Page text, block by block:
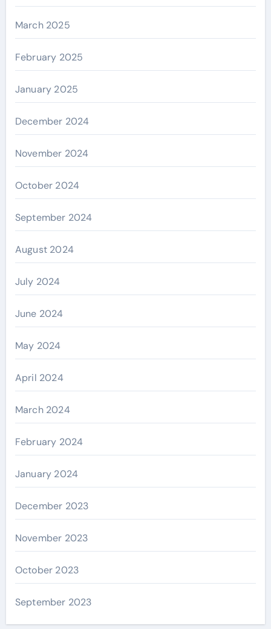
March 2025
February 2025
January 2025
December 2024
November 2024
October 2024
September 2024
August 2024
July 2024
June 2024
May 2024
April 2024
March 2024
February 2024
January 2024
December 2023
November 2023
October 2023
September 2023